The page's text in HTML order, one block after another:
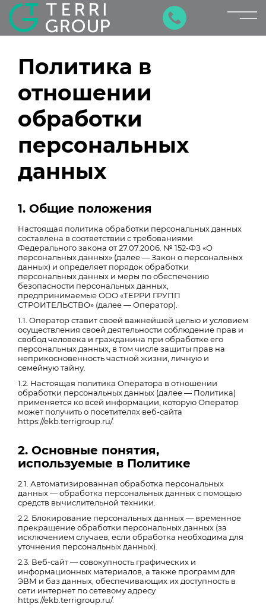
Политика в
отношении
обработки
персональных
данных
1. Общие положения
Настоящая политика обработки персональных данных
составлена в соответствии с требованиями
Федерального закона от 27.07.2006. № 152-ФЗ «О
персональных данных» (далее — Закон о персональных
данных) и определяет порядок обработки
персональных данных и меры по обеспечению
безопасности персональных данных,
предпринимаемые ООО «ТЕРРИ ГРУПП
СТРОИТЕЛЬСТВО» (далее — Оператор).
1.1. Оператор ставит своей важнейшей целью и условием
осуществления своей деятельности соблюдение прав и
свобод человека и гражданина при обработке его
персональных данных, в том числе защиты прав на
неприкосновенность частной жизни, личную и
семейную тайну.
1.2. Настоящая политика Оператора в отношении
обработки персональных данных (далее — Политика)
применяется ко всей информации, которую Оператор
может получить о посетителях веб-сайта
https://ekb.terrigroup.ru/.
2. Основные понятия,
используемые в Политике
2.1. Автоматизированная обработка персональных
данных — обработка персональных данных с помощью
средств вычислительной техники.
2.2. Блокирование персональных данных — временное
прекращение обработки персональных данных (за
исключением случаев, если обработка необходима для
уточнения персональных данных).
2.3. Веб-сайт — совокупность графических и
информационных материалов, а также программ для
ЭВМ и баз данных, обеспечивающих их доступность в
сети интернет по сетевому адресу
https://ekb.terrigroup.ru/.